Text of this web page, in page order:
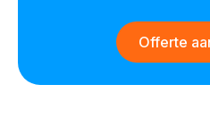
Offerte